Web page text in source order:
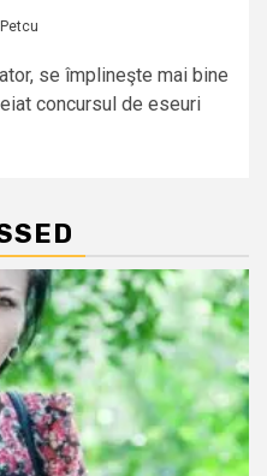
se împlineşte mai bine
concursul de eseuri